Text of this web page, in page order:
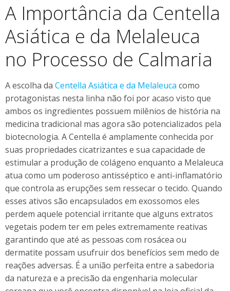
A Importância da Centella
Asiática e da Melaleuca
no Processo de Calmaria
A escolha da Centella Asiática e da Melaleuca como
protagonistas nesta linha não foi por acaso visto que
ambos os ingredientes possuem milênios de história na
medicina tradicional mas agora são potencializados pela
biotecnologia. A Centella é amplamente conhecida por
suas propriedades cicatrizantes e sua capacidade de
estimular a produção de colágeno enquanto a Melaleuca
atua como um poderoso antisséptico e anti-inflamatório
que controla as erupções sem ressecar o tecido. Quando
esses ativos são encapsulados em exossomos eles
perdem aquele potencial irritante que alguns extratos
vegetais podem ter em peles extremamente reativas
garantindo que até as pessoas com rosácea ou
dermatite possam usufruir dos benefícios sem medo de
reações adversas. É a união perfeita entre a sabedoria
da natureza e a precisão da engenharia molecular